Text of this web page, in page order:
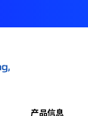
产品信息